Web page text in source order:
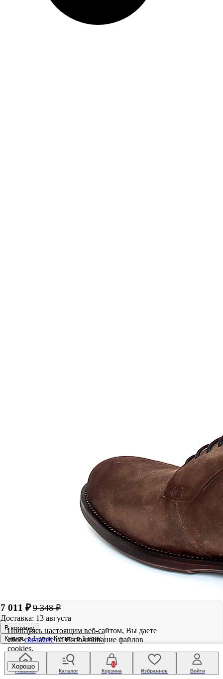
7 011 ₽ 9 348 ₽
Доставка: 13 августа
В корзину
Купить в 1 клик Купить в 1 клик
Главная Каталог
0
Корзина
Избранное Войти
Пользуясь настоящим веб-сайтом, Вы даете
своесогласиена использование файлов
cookies.
Хорошо